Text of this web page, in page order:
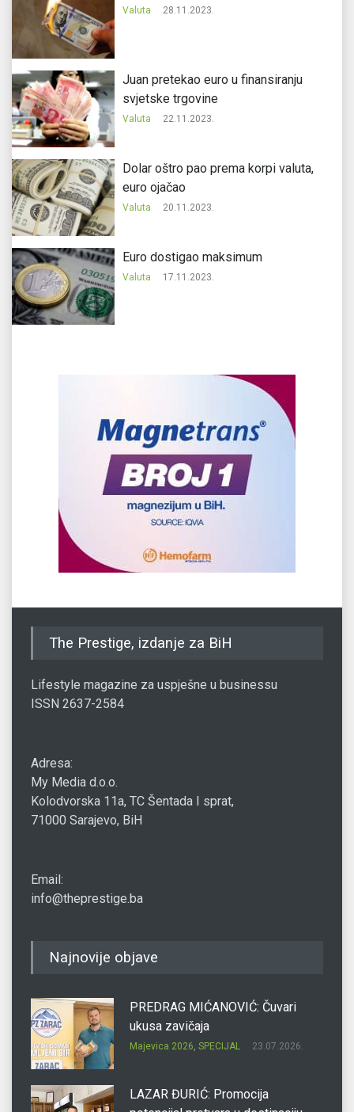
Valuta 28.11.2023.
Juan pretekao euro u finansiranju
svjetske trgovine
Valuta 22.11.2023.
Dolar oštro pao prema korpi valuta,
euro ojačao
Valuta 20.11.2023.
Еuro dostigao maksimum
Valuta 17.11.2023.
The Prestige, izdanje za BiH
Lifestyle magazine za uspješne u businessu
ISSN 2637-2584
Adresa:
My Media d.o.o.
Kolodvorska 11a, TC Šentada I sprat,
71000 Sarajevo, BiH
Email:
info@theprestige.ba
Najnovije objave
PREDRAG MIĆANOVIĆ: Čuvari
ukusa zavičaja
Majevica 2026, SPECIJAL 23.07.2026.
LAZAR ĐURIĆ: Promocija